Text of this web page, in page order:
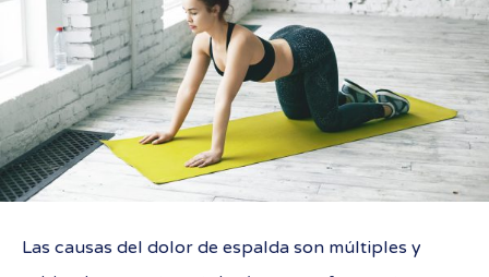
Las causas del dolor de espalda son múltiples y